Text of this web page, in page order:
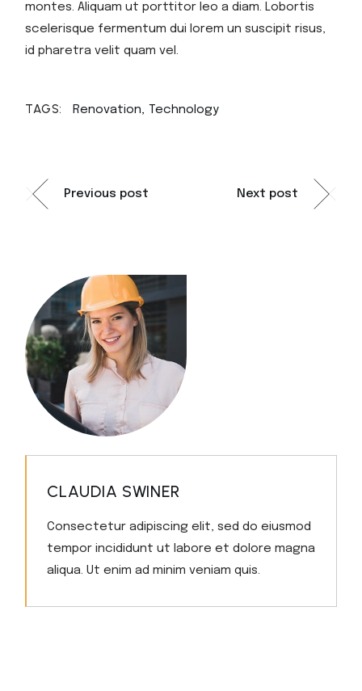
montes. Aliquam ut porttitor leo a diam. Lobortis
scelerisque fermentum dui lorem un suscipit risus,
id pharetra velit quam vel.
TAGS: Renovation Technology
Previous post Next post
CLAUDIA SWINER
Consectetur adipiscing elit, sed do eiusmod
tempor incididunt ut labore et dolore magna
aliqua. Ut enim ad minim veniam quis.